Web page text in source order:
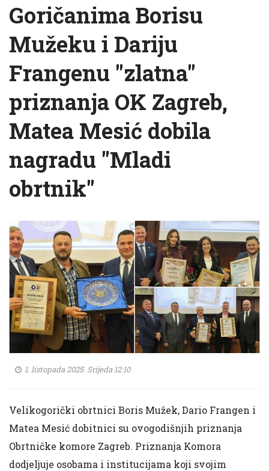
Goričanima Borisu
Mužeku i Dariju
Frangenu "zlatna"
priznanja OK Zagreb,
Matea Mesić dobila
nagradu "Mladi
obrtnik"
1. listopada 2025. Srijeda 12:10
Velikogorički obrtnici Boris Mužek, Dario Frangen i
Matea Mesić dobitnici su ovogodišnjih priznanja
Obrtničke komore Zagreb. Priznanja Komora
dodjeljuje osobama i institucijama koji svojim